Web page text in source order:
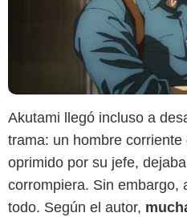
Akutami llegó incluso a
trama: un hombre
oprimido por su jefe,
corrompiera. Sin embargo,
todo. Según el autor,